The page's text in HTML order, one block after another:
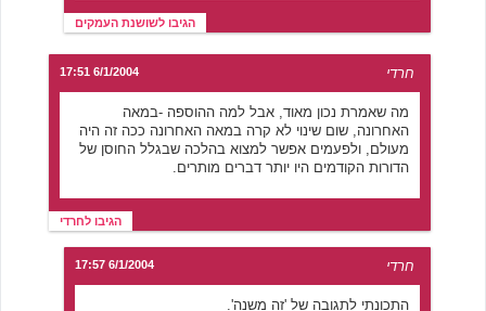
הגיבו לשושנת העמקים
חרדי 6/1/2004 17:51
מה שאמרת נכון מאוד, אבל למה ההוספה -במאה
האחרונה, שום שינוי לא קרה במאה האחרונה ככה זה היה
מעולם, ולפעמים אפשר למצוא בהלכה שבגלל החוסן של
הדורות הקודמים היו יותר דברים מותרים.
הגיבו לחרדי
חרדי 6/1/2004 17:57
התכונתי לתגובה של 'זה משנה'.